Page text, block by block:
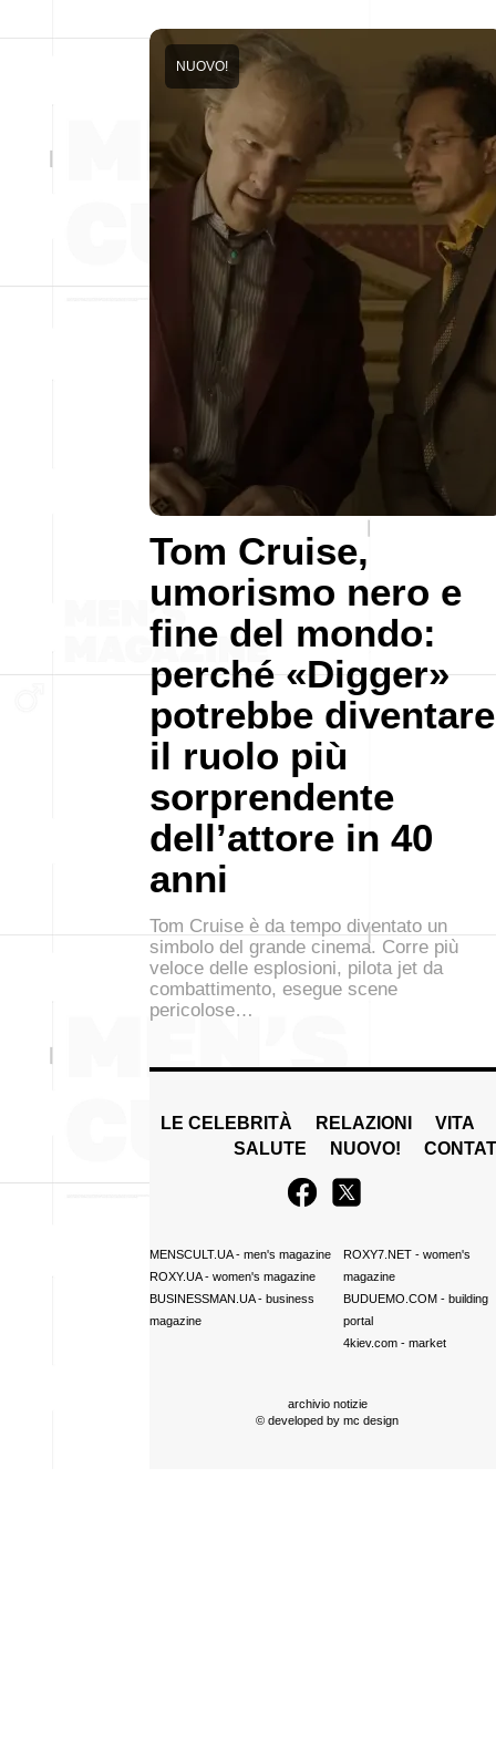
Tom Cruise,
umorismo nero e
fine del mondo:
perché «Digger»
potrebbe diventare
il ruolo più
sorprendente
dell’attore in 40
anni
NUOVO!
Tom Cruise è da tempo diventato un
simbolo del grande cinema. Corre più
veloce delle esplosioni, pilota jet da
combattimento, esegue scene
pericolose…
LE CELEBRITÀ RELAZIONI
VITA
SALUTE
NUOVO!
MENSCULT.UA- men's magazine
ROXY.UA- women's magazine
BUSINESSMAN.UA- business
magazine
ROXY7.NET- women's
magazine
BUDUEMO.COM- building
portal
4kiev.com- market
archivio notizie
© developed by mc design